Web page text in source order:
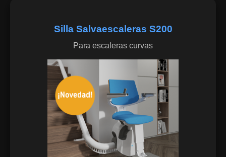
Silla Salvaescaleras S200
Para escaleras curvas